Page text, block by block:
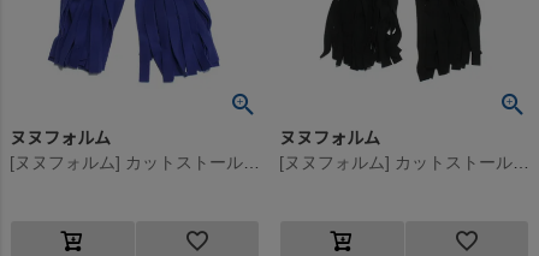
ヌヌフォルム ヌヌフォルム